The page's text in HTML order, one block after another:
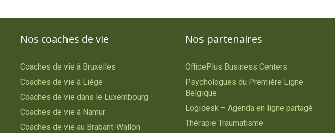
Nos coaches de vie
Coaches de vie à Bruxelles
Coaches de vie à Liège
Coaches de vie dans le Luxembourg
Coaches de vie à Namur
Coaches de vie au Brabant-Wallon
Nos partenaires
OfficePlus Business Centers
Psychologues du Première Ligne
Belgique
Logidesk – Agenda en ligne partagé
Thérapie Traumatisme